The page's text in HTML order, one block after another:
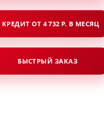
КРЕДИТ ОТ 4 732 Р. В МЕСЯЦ
БЫСТРЫЙ ЗАКАЗ